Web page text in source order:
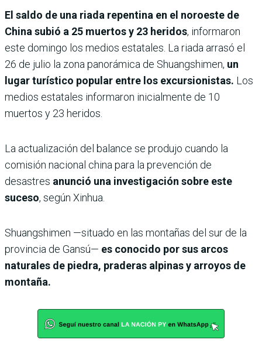
El saldo de una riada repentina en el noroeste de
China subió a 25 muertos y 23 heridos, informaron
este domingo los medios estatales. La riada arrasó el
26 de julio la zona panorámica de Shuangshimen, un
lugar turístico popular entre los excursionistas. Los
medios estatales informaron inicialmente de 10
muertos y 23 heridos.
La actualización del balance se produjo cuando la
comisión nacional china para la prevención de
desastres anunció una investigación sobre este
suceso, según Xinhua.
Shuangshimen —situado en las montañas del sur de la
provincia de Gansú— es conocido por sus arcos
naturales de piedra, praderas alpinas y arroyos de
montaña.